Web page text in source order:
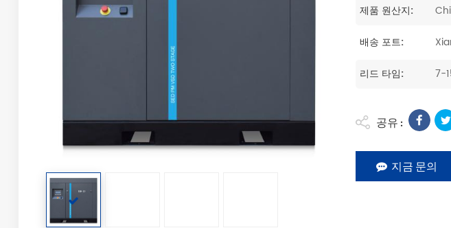
제품 원산지:
배송 포트:
리드 타임: 7-
공유 :
지금 문의